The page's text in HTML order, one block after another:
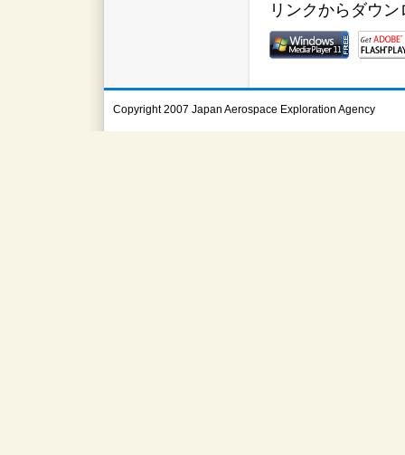
リンクからダウ
Copyright 2007 Japan Aerospace Exploration Agency